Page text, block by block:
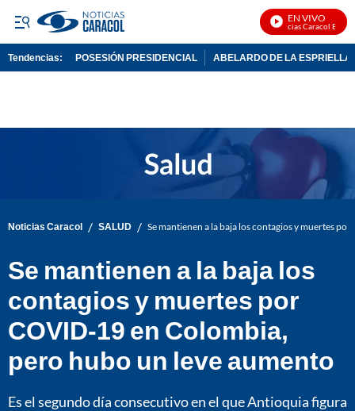
EN VIVO
Noticias Caracol En Vivo
Tendencias: POSESIÓN PRESIDENCIAL ABELARDO DE LA ESPRIELLA
Noticias Caracol / SALUD / Se mantienen a la baja los contagios y muertes
Se mantienen a la baja los
contagios y muertes por
COVID-19 en Colombia,
pero hubo un leve aumento
Es el segundo día consecutivo en el que Antioquia figura